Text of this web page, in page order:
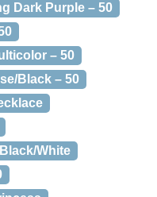
Dark Purple – 50
– 50
Black – 50
White